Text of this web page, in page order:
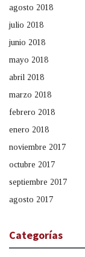
agosto 2018
julio 2018
junio 2018
mayo 2018
abril 2018
marzo 2018
febrero 2018
enero 2018
noviembre 2017
octubre 2017
septiembre 2017
agosto 2017
Categorías